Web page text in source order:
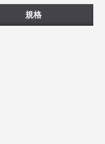
規格